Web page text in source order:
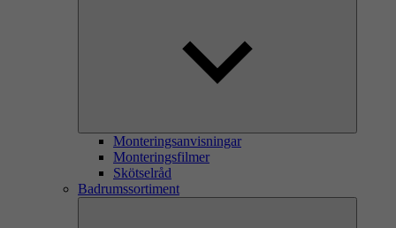
Monteringsanvisningar
Monteringsfilmer
Skötselråd
Badrumssortiment